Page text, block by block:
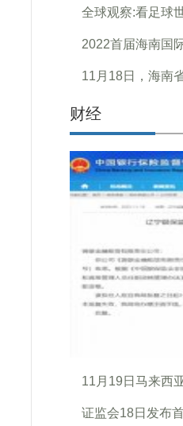
全球观察:看足球
2022首届海南国
11月18日，海南
财经
11月19日马来西
证监会18日发布